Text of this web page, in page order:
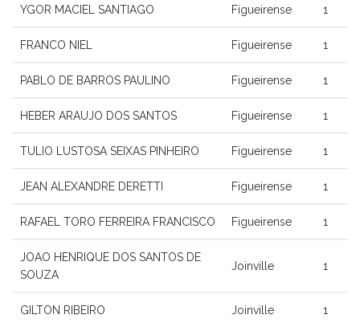
YGOR MACIEL SANTIAGO Figueirense 1
FRANCO NIEL Figueirense 1
PABLO DE BARROS PAULINO Figueirense 1
HEBER ARAUJO DOS SANTOS Figueirense 1
TULIO LUSTOSA SEIXAS PINHEIRO Figueirense 1
JEAN ALEXANDRE DERETTI Figueirense 1
RAFAEL TORO FERREIRA FRANCISCO Figueirense 1
JOAO HENRIQUE DOS SANTOS DE
SOUZA
Joinville 1
GILTON RIBEIRO Joinville 1